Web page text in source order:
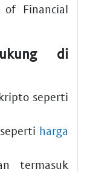
Financial
di
seperti
harga
termasuk